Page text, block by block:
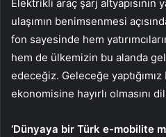
Elektrikli araç şarj altyapısının
ulaşımın benimsenmesi
fon sayesinde hem
hem de ülkemizin bu alanda
edeceğiz. Geleceğe yaptığımız
ekonomisine hayırlı olmasını
‘Dünyaya bir Türk e-mobilite